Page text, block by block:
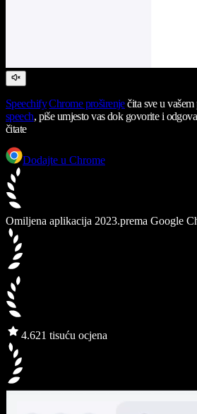
Speechify Chrome proširenječita sve u
speech, piše umjesto vas dok govorite i
čitate
Dodajte u Chrome
Omiljena aplikacija 2023.prema Google
4.621 tisuću ocjena